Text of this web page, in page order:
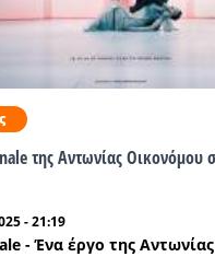
της Αντωνίας Οικονόμου
- 21:19
- Ένα έργο της